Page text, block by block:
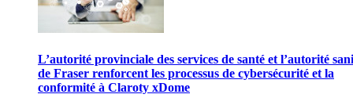
L’autorité provinciale des services de santé et l’autorité
de Fraser renforcent les processus de cybersécurité et la
conformité à Claroty xDome